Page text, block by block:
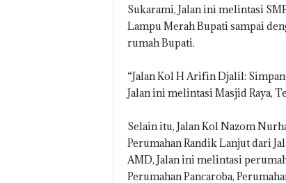
Sukarami, Jalan ini melintasi
Lampu Merah Bupati sampai
rumah Bupati.
“Jalan Kol H Arifin Djalil:
Jalan ini melintasi Masjid Raya,
Selain itu, Jalan Kol Nazom
Perumahan Randik Lanjut dari
AMD, Jalan ini melintasi
Perumahan Pancaroba,